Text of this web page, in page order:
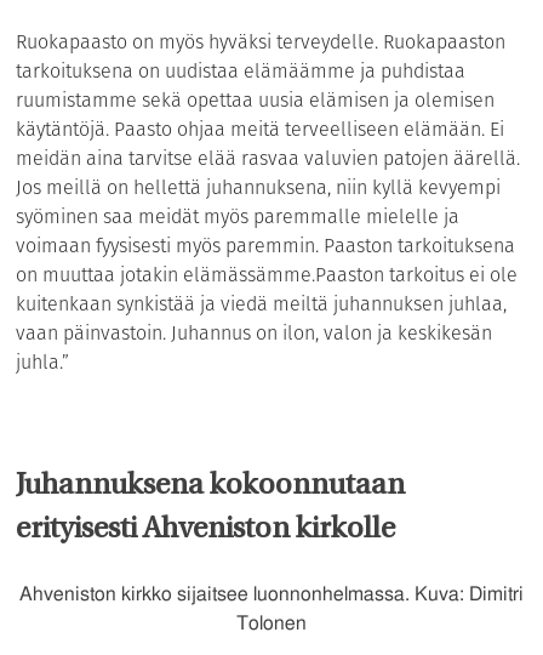
Ruokapaasto on myös hyväksi terveydelle. Ruokapaaston
tarkoituksena on uudistaa elämäämme ja puhdistaa
ruumistamme sekä opettaa uusia elämisen ja olemisen
käytäntöjä. Paasto ohjaa meitä terveelliseen elämään. Ei
meidän aina tarvitse elää rasvaa valuvien patojen äärellä.
Jos meillä on hellettä juhannuksena, niin kyllä kevyempi
syöminen saa meidät myös paremmalle mielelle ja
voimaan fyysisesti myös paremmin. Paaston tarkoituksena
on muuttaa jotakin elämässämme.Paaston tarkoitus ei ole
kuitenkaan synkistää ja viedä meiltä juhannuksen juhlaa,
vaan päinvastoin. Juhannus on ilon, valon ja keskikesän
juhla.”
Juhannuksena kokoonnutaan
erityisesti Ahveniston kirkolle
Ahveniston kirkko sijaitsee luonnonhelmassa. Kuva: Dimitri
Tolonen